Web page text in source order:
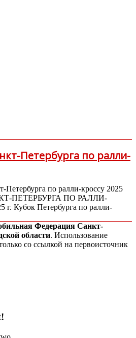
Петербурга по ралли-
ПЕТЕРБУРГА ПО РАЛЛИ-
Кубок Петербурга по ралли-
Федерация Санкт-
области. Использование
со ссылкой на первоисточник